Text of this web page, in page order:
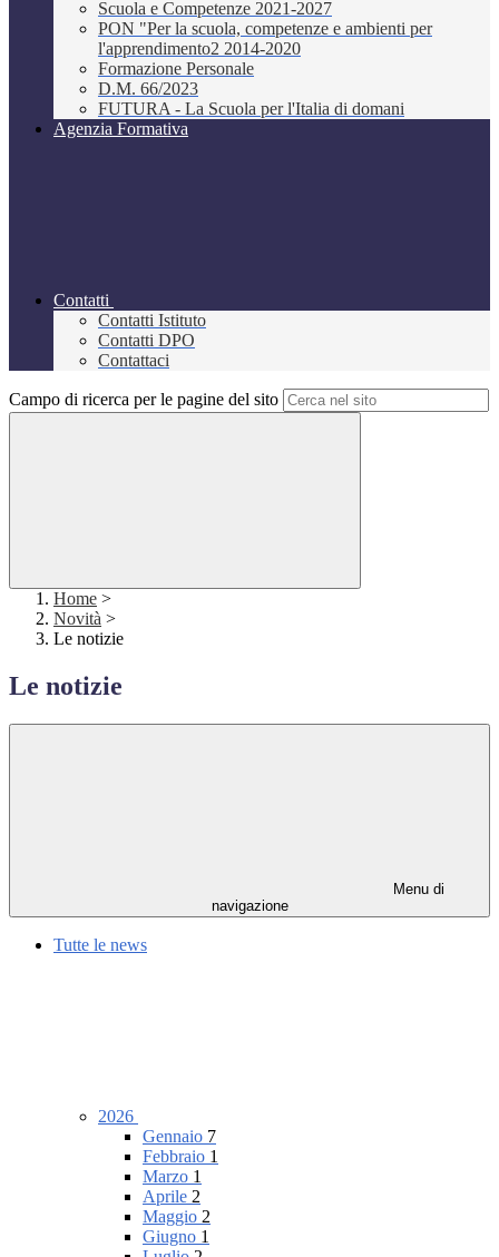
Scuola e Competenze 2021-2027
PON "Per la scuola, competenze e ambienti per
l'apprendimento2 2014-2020
Formazione Personale
D.M. 66/2023
FUTURA - La Scuola per l'Italia di domani
Agenzia Formativa
Contatti
Contatti Istituto
Contatti DPO
Contattaci
Campo di ricerca per le pagine del sito
Home >
Novità >
Le notizie
Le notizie
Menu di
navigazione
Tutte le news
2026
Gennaio 7
Febbraio 1
Marzo 1
Aprile 2
Maggio 2
Giugno 1